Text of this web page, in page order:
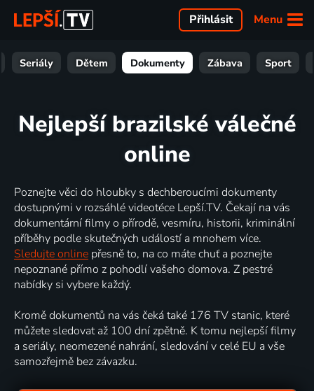
Menu
Přihlásit
Seriály Dětem Dokumenty Zábava Sport
Nejlepší brazilské válečné
online
Poznejte věci do hloubky s dechberoucími dokumenty
dostupnými v rozsáhlé videotéce Lepší.TV. Čekají na vás
dokumentární filmy o přírodě, vesmíru, historii, kriminální
příběhy podle skutečných událostí a mnohem více.
Sledujte online přesně to, na co máte chuť a poznejte
nepoznané přímo z pohodlí vašeho domova. Z pestré
nabídky si vybere každý.
Kromě dokumentů na vás čeká také 176 TV stanic, které
můžete sledovat až 100 dní zpětně. K tomu nejlepší filmy
a seriály, neomezené nahrání, sledování v celé EU a vše
samozřejmě bez závazku.